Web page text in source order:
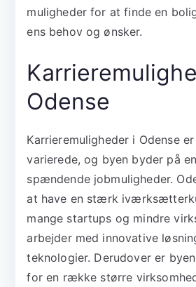
muligheder for at finde en
ens behov og ønsker.
Odense
Karrieremuligheder i Odense
varierede, og byen byder på
spændende jobmuligheder.
at have en stærk
mange startups og mindre
arbejder med innovative
teknologier. Derudover er
for en række større